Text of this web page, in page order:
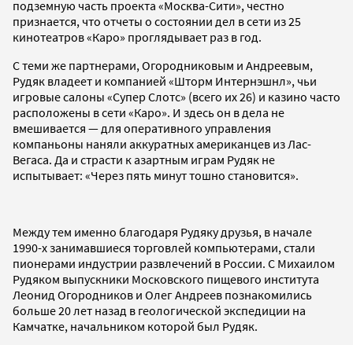
подземную часть проекта «Москва-Сити», честно
признается, что отчеты о состоянии дел в сети из 25
кинотеатров «Каро» проглядывает раз в год.
С теми же партнерами, Огородниковым и Андреевым,
Рудяк владеет и компанией «Шторм Интернэшнл», чьи
игровые салоны «Супер Слотс» (всего их 26) и казино часто
расположены в сети «Каро». И здесь он в дела не
вмешивается — для оперативного управления
компаньоны наняли аккуратных американцев из Лас-
Вегаса. Да и страсти к азартным играм Рудяк не
испытывает: «Через пять минут тошно становится».
Между тем именно благодаря Рудяку друзья, в начале
1990-х занимавшиеся торговлей компьютерами, стали
пионерами индустрии развлечений в России. С Михаилом
Рудяком выпускники Московского пищевого института
Леонид Огородников и Олег Андреев познакомились
больше 20 лет назад в геологической экспедиции на
Камчатке, начальником которой был Рудяк.